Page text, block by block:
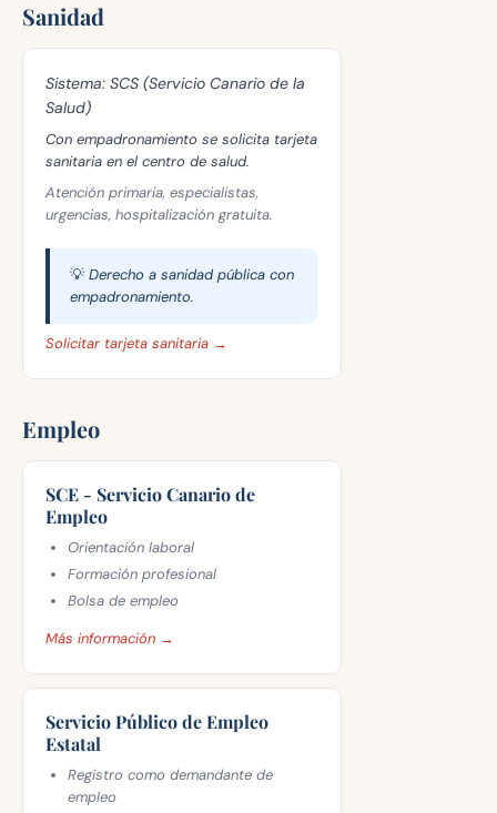
Sanidad
Sistema: SCS (Servicio Canario de la
Salud)
Con empadronamiento se solicita tarjeta
sanitaria en el centro de salud.
Atención primaria, especialistas,
urgencias, hospitalización gratuita.
💡 Derecho a sanidad pública con
empadronamiento.
Solicitar tarjeta sanitaria →
Empleo
SCE - Servicio Canario de
Empleo
Orientación laboral
Formación profesional
Bolsa de empleo
Más información →
Servicio Público de Empleo
Estatal
Registro como demandante de
empleo